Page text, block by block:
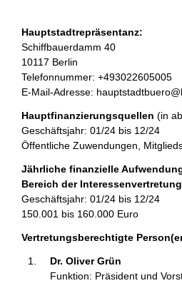
h
a
l
t
Hauptstadtrepräsentanz:
A
d
r
e
s
e
Schiffbauerdamm 40
10117 Berlin
K
o
t
a
k
t
i
n
f
r
m
Telefonnummer: +493022605005
E-Mail-Adresse:
Hauptfinanzierungsquellen (in
Geschäftsjahr: 01/24 bis 12/24
Öffentliche Zuwendungen,
Jährliche finanzielle
Bereich der
Geschäftsjahr: 01/24 bis 12/24
150.001 bis 160.000 Euro
Vertretungsberechtigte
Dr. Oliver Grün
Funktion: Präsident und